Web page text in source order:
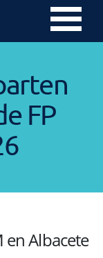
FP
en Albacete